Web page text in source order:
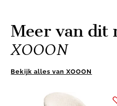
Meer van dit
XOOON
Bekijk alles van XOOON